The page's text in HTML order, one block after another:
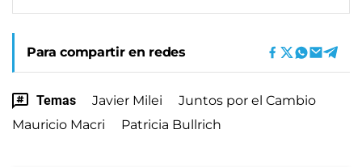
Para compartir en redes
Temas Javier Milei
Juntos por el Cambio
Mauricio Macri
Patricia Bullrich